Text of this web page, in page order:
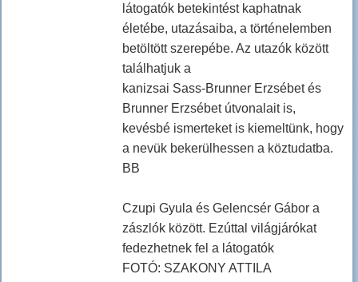
látogatók betekintést kaphatnak
életébe, utazásaiba, a történelemben
betöltött szerepébe. Az utazók között
találhatjuk a
kanizsai Sass-Brunner Erzsébet és
Brunner Erzsébet útvonalait is,
kevésbé ismerteket is kiemeltünk, hogy
a nevük bekerülhessen a köztudatba.
BB
Czupi Gyula és Gelencsér Gábor a
zászlók között. Ezúttal világjárókat
fedezhetnek fel a látogatók
FOTÓ: SZAKONY ATTILA